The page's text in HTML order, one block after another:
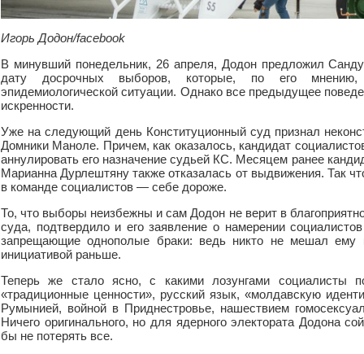
Игорь Додон/facebook
В минувший понедельник, 26 апреля, Додон предложил
дату досрочных выборов, которые, по его мнению,
эпидемиологической ситуации. Однако все предыдущее
искренности.
Уже на следующий день Конституционный суд признал
Домники Маноле. Причем, как оказалось, кандидат
аннулировать его назначение судьей КС. Месяцем ранее
Марианна Дурлештяну также отказалась от выдвижения. Так
в команде социалистов — себе дороже.
То, что выборы неизбежны и сам Додон не верит в
суда, подтвердило и его заявление о намерении
запрещающие однополые браки: ведь никто не мешал ему
инициативой раньше.
Теперь же стало ясно, с какими лозунгами социалисты
«традиционные ценности», русский язык, «молдавскую
Румынией, войной в Приднестровье, нашествием
Ничего оригинального, но для ядерного электората Додона
бы не потерять все.